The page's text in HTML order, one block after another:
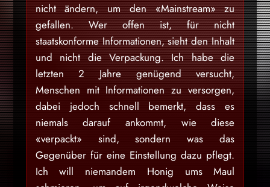
nicht ändern, um den «Mainstream» zu
gefallen. Wer offen ist, für nicht
staatskonforme Informationen, sieht den Inhalt
und nicht die Verpackung. Ich habe die
letzten 2 Jahre genügend versucht,
Menschen mit Informationen zu versorgen,
dabei jedoch schnell bemerkt, dass es
niemals darauf ankommt, wie diese
«verpackt» sind, sondern was das
Gegenüber für eine Einstellung dazu pflegt.
Ich will niemandem Honig ums Maul